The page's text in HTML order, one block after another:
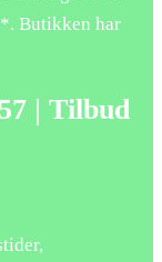
Butikken har
| Tilbud